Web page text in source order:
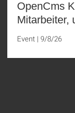
OpenCms
Mitarbeiter,
Event | 9/8/26